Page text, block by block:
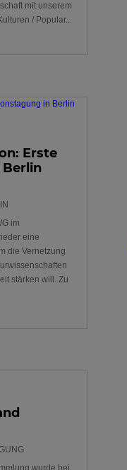
mit unserem
/ Popular...
Erste
im
eine
die Vernetzung
stärken will. Zu